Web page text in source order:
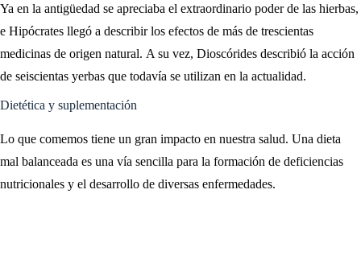
Ya en la antigüedad se apreciaba el extraordinario poder de las hierbas,
e Hipócrates llegó a describir los efectos de más de trescientas
medicinas de origen natural. A su vez, Dioscórides describió la acción
de seiscientas yerbas que todavía se utilizan en la actualidad.
Dietética y suplementación
Lo que comemos tiene un gran impacto en nuestra salud. Una dieta
mal balanceada es una vía sencilla para la formación de deficiencias
nutricionales y el desarrollo de diversas enfermedades.